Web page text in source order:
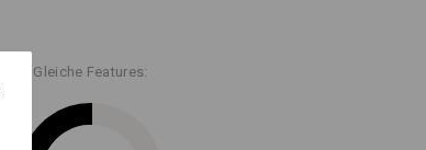
Gleiche Features: